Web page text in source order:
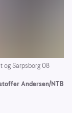
og Sarpsborg 08
Andersen/NTB